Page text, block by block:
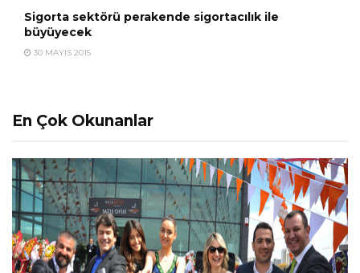
Sigorta sektörü perakende sigortacılık ile
büyüyecek
30 MAYIS 2015
En Çok Okunanlar